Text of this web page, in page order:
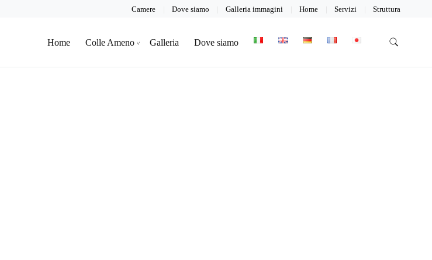
Camere Dove siamo Galleria immagini Home Servizi Struttura
Home Colle Ameno Galleria Dove siamo